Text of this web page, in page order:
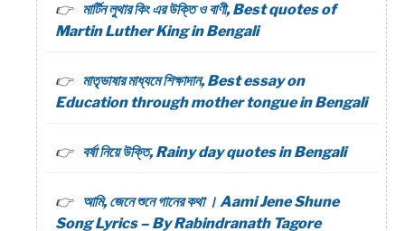
মার্টিন লুথার কিং এর উক্তি ও বাণী, Best quotes of
Martin Luther King in Bengali
মাতৃভাষার মাধ্যমে শিক্ষাদান, Best essay on
Education through mother tongue in Bengali
বর্ষা নিয়ে উক্তি, Rainy day quotes in Bengali
আমি, জেনে শুনে গানের কথা । Aami Jene Shune
Song Lyrics – By Rabindranath Tagore